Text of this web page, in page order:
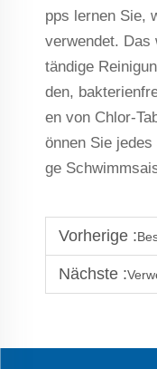
pps lernen Sie,
verwendet. Das
tändige
den,
en von Chlor-
önnen Sie
ge
Vorherige :
Nächste :